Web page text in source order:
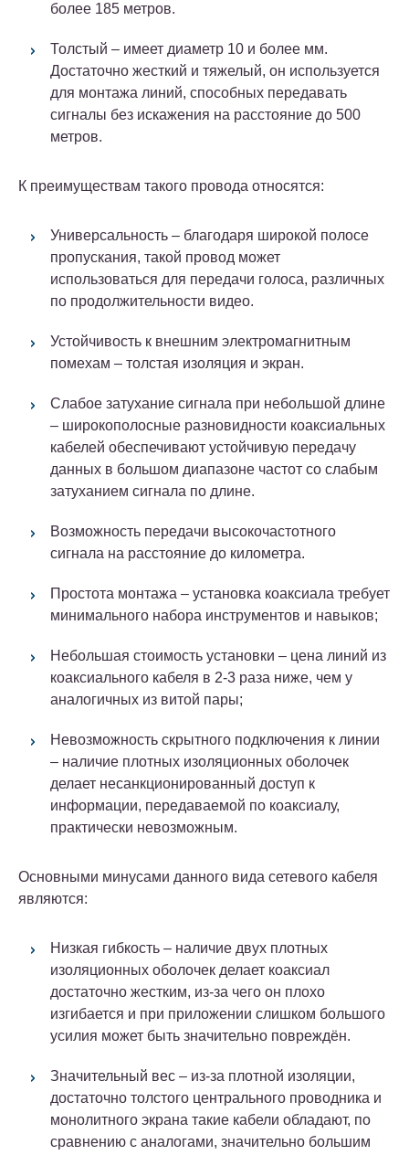
более 185 метров.
Толстый – имеет диаметр 10 и более мм.
Достаточно жесткий и тяжелый, он используется
для монтажа линий, способных передавать
сигналы без искажения на расстояние до 500
метров.
К преимуществам такого провода относятся:
Универсальность – благодаря широкой полосе
пропускания, такой провод может
использоваться для передачи голоса, различных
по продолжительности видео.
Устойчивость к внешним электромагнитным
помехам – толстая изоляция и экран.
Слабое затухание сигнала при небольшой длине
– широкополосные разновидности коаксиальных
кабелей обеспечивают устойчивую передачу
данных в большом диапазоне частот со слабым
затуханием сигнала по длине.
Возможность передачи высокочастотного
сигнала на расстояние до километра.
Простота монтажа – установка коаксиала требует
минимального набора инструментов и навыков;
Небольшая стоимость установки – цена линий из
коаксиального кабеля в 2-3 раза ниже, чем у
аналогичных из витой пары;
Невозможность скрытного подключения к линии
– наличие плотных изоляционных оболочек
делает несанкционированный доступ к
информации, передаваемой по коаксиалу,
практически невозможным.
Основными минусами данного вида сетевого кабеля
являются:
Низкая гибкость – наличие двух плотных
изоляционных оболочек делает коаксиал
достаточно жестким, из-за чего он плохо
изгибается и при приложении слишком большого
усилия может быть значительно повреждён.
Значительный вес – из-за плотной изоляции,
достаточно толстого центрального проводника и
монолитного экрана такие кабели обладают, по
сравнению с аналогами, значительно большим